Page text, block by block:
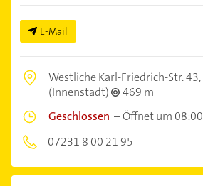
E-Mail
Westliche Karl-Friedrich-Str. 43,
(Innenstadt)
469 m
Geschlossen –Öffnet um 08:00
07231 8 00 21 95